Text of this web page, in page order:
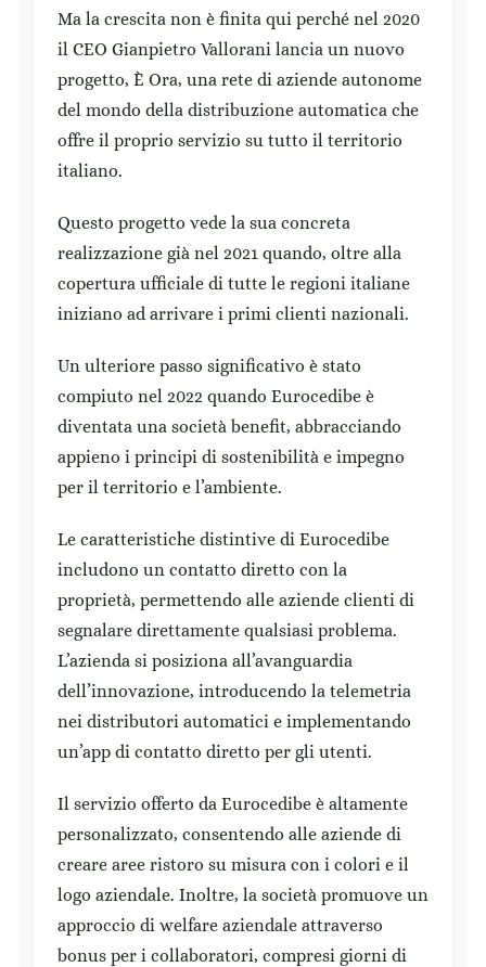
Ma la crescita non è finita qui perché nel 2020
il CEO Gianpietro Vallorani lancia un nuovo
progetto, È Ora, una rete di aziende autonome
del mondo della distribuzione automatica che
offre il proprio servizio su tutto il territorio
italiano.
Questo progetto vede la sua concreta
realizzazione già nel 2021 quando, oltre alla
copertura ufficiale di tutte le regioni italiane
iniziano ad arrivare i primi clienti nazionali.
Un ulteriore passo significativo è stato
compiuto nel 2022 quando Eurocedibe è
diventata una società benefit, abbracciando
appieno i principi di sostenibilità e impegno
per il territorio e l’ambiente.
Le caratteristiche distintive di Eurocedibe
includono un contatto diretto con la
proprietà, permettendo alle aziende clienti di
segnalare direttamente qualsiasi problema.
L’azienda si posiziona all’avanguardia
dell’innovazione, introducendo la telemetria
nei distributori automatici e implementando
un’app di contatto diretto per gli utenti.
Il servizio offerto da Eurocedibe è altamente
personalizzato, consentendo alle aziende di
creare aree ristoro su misura con i colori e il
logo aziendale. Inoltre, la società promuove un
approccio di welfare aziendale attraverso
bonus per i collaboratori, compresi giorni di